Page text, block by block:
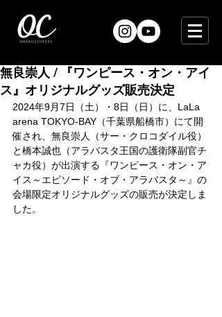
無良崇人 / 『ワンピース・オン・アイ
ス』オリジナルグッズ販売決定
2024年9月7日（土）・8日（日）に、LaLa
arena TOKYO-BAY（千葉県船橋市）にて開
催され、無良崇人（サー・クロコダイル役）
と橋本誠也（アラバスタ王国の護衛隊副官チ
ャカ役）が出演する『ワンピース・オン・ア
イス～エピソード・オブ・アラバスタ～』の
会場限定オリジナルグッズの販売が決定しま
した。